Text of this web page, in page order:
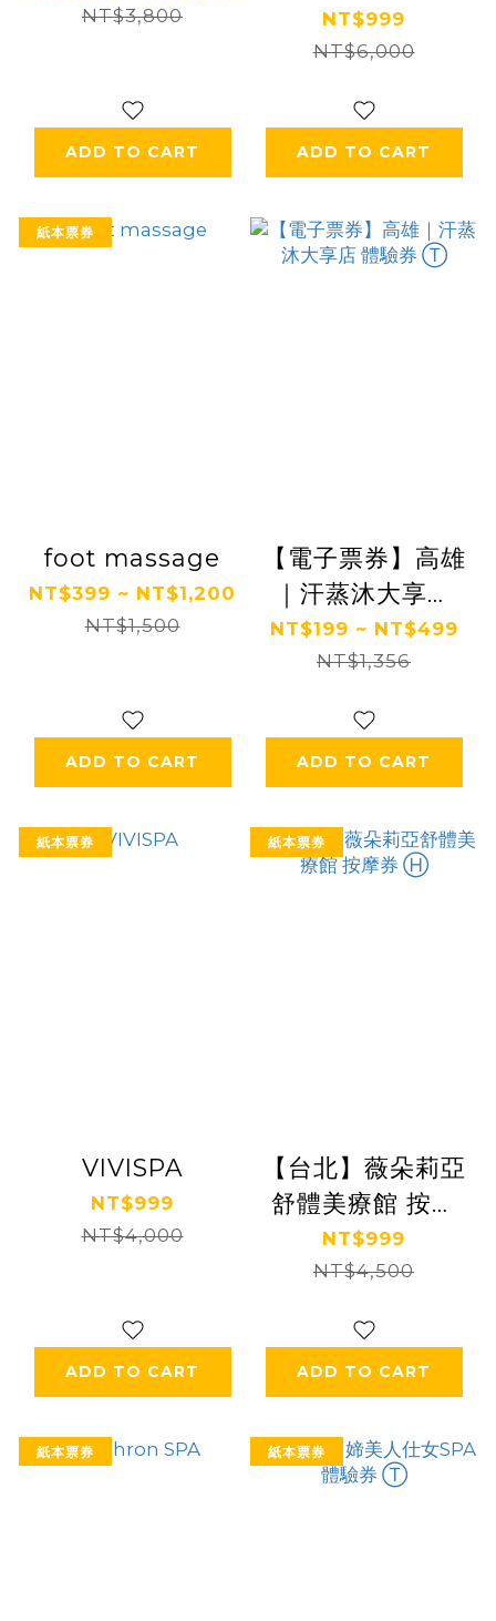
NT$3,800
ADD TO CART
客製SPA六選三(3
堂約150分鐘) Ⓗ
NT$999
NT$6,000
ADD TO CART
紙本票券
foot massage
NT$399 ~ NT$1,200
NT$1,500
ADD TO CART
【電子票券】高雄
｜汗蒸沐大享店
體驗券 Ⓣ
NT$199 ~ NT$499
NT$1,356
ADD TO CART
紙本票券
VIVISPA
NT$999
NT$4,000
ADD TO CART
紙本票券
【台北】薇朵莉亞
舒體美療館 按摩
券 Ⓗ
NT$999
NT$4,500
ADD TO CART
紙本票券 紙本票券